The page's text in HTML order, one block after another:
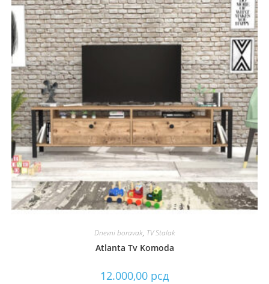
Dnevni boravak, TV Stalak
Atlanta Tv Komoda
12.000,00 рсд